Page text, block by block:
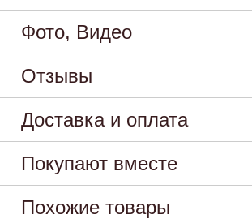
Фото, Видео
Отзывы
Доставка и оплата
Покупают вместе
Похожие товары